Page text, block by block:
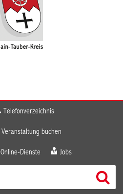
Telefonverzeichnis
Veranstaltung buchen
Online-Dienste Jobs